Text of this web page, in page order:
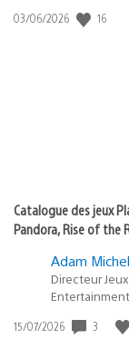
:
Date
03/06/2026 16
Catalogue des jeux
Pandora, Rise of the
Adam Michel
Directeur
Entertainment
Date
15/07/2026 3